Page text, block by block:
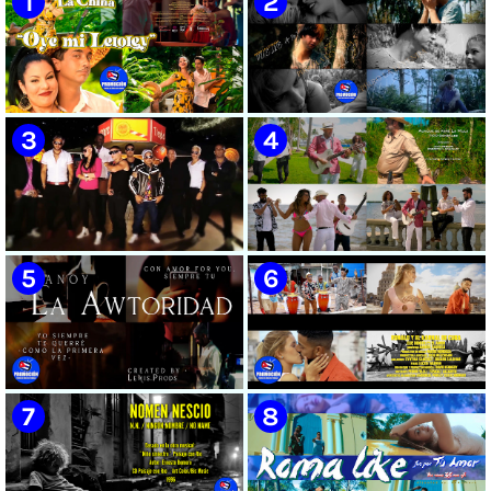
🟡 Susel Gómez (La China) ||
¨Oye Mi Leloley¨ || Director:
Onelio Jesús Larralde González
|| Música popular bailable
cubana || Videoclip || CUBA
🟢 Pirro | ¨Vuelve a mi¨ |
Videoclip | Música Urbana
Cubana | Artistas Cubanos |
Canción | CUBA
🔴 Osmani García & Varios
Artistas | ¨Chupi Chupi¨ |
Director: Joel Guilian | Videoclip
| Música Urbana Cubana |
Artistas Cubanos | Canción |
CUBA
🟡 Tico González - ¨Aunque se
pare la mula¨ - Videoclip -
Dirección: John Meriles -
Roberto C. González